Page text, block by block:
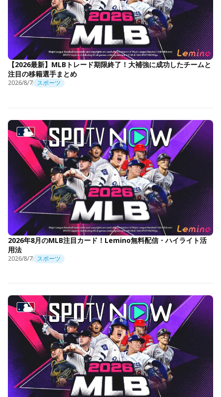
【2026最新】MLBトレード期限終了！大補強に成功したチームと
注目の移籍選手まとめ
2026/8/7 スポーツ
2026年8月のMLB注目カード！Lemino無料配信・ハイライト活
用法
2026/8/7 スポーツ